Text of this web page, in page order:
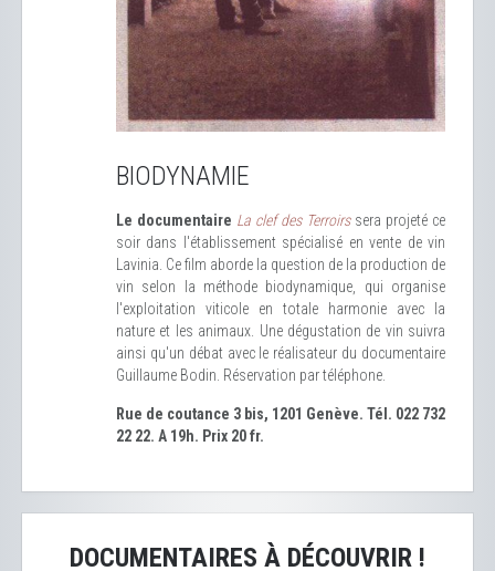
BIODYNAMIE
Le documentaire La clef des Terroirssera projeté ce
soir dans l'établissement spécialisé en vente de vin
Lavinia. Ce film aborde la question de la production de
vin selon la méthode biodynamique, qui organise
l'exploitation viticole en totale harmonie avec la
nature et les animaux. Une dégustation de vin suivra
ainsi qu'un débat avec le réalisateur du documentaire
Guillaume Bodin. Réservation par téléphone.
Rue de coutance 3 bis, 1201 Genève. Tél. 022 732
22 22. A 19h. Prix 20 fr.
DOCUMENTAIRES À DÉCOUVRIR !